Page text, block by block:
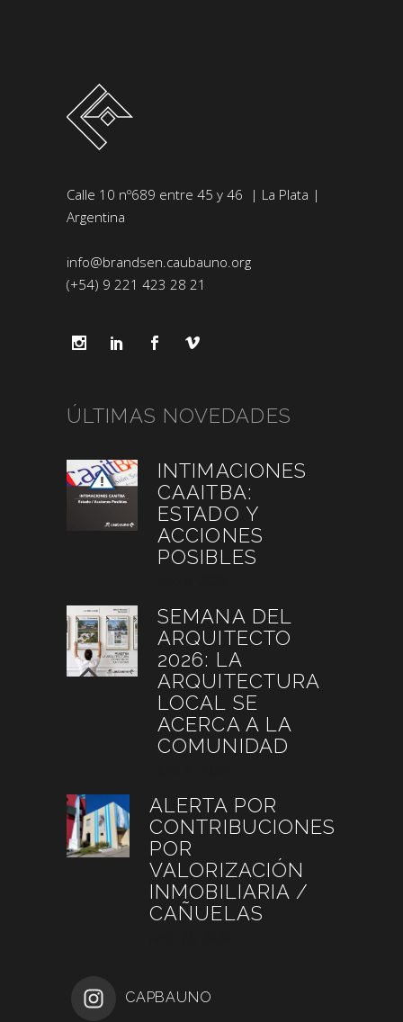
Calle 10 nº689 entre 45 y 46 | La Plata |
Argentina
info@brandsen.caubauno.org
(+54) 9 221 423 28 21
ÚLTIMAS NOVEDADES
INTIMACIONES
CAAITBA:
ESTADO Y
ACCIONES
POSIBLES
SEMANA DEL
ARQUITECTO
2026: LA
ARQUITECTURA
LOCAL SE
ACERCA A LA
COMUNIDAD
ALERTA POR
CONTRIBUCIONES
POR
VALORIZACIÓN
INMOBILIARIA /
CAÑUELAS
CAPBAUNO